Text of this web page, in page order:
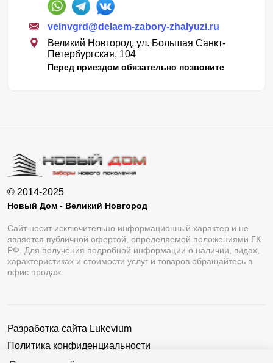
velnvgrd@delaem-zabory-zhalyuzi.ru
Великий Новгород, ул. Большая Санкт-
Петербургская, 104
Перед приездом обязательно позвоните
© 2014-2025
Новый Дом - Великий Новгород
Сайт носит исключительно информационный характер и не
является публичной офертой, определяемой положениями ГК
РФ. Для получения подробной информации о наличии, видах,
характеристиках и стоимости услуг и товаров обращайтесь в
офис продаж.
Разработка сайта Lukevium
Политика конфиденциальности
Пользовательское соглашение